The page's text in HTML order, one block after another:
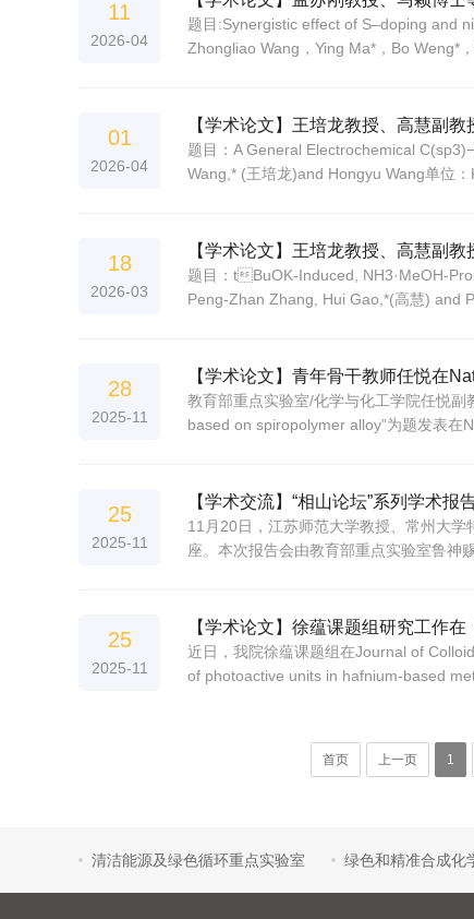
11
2026-04
题目:Synergistic effect of S–doping and
Zhongliao Wang，Ying Ma*，Bo Weng*
01
2026-04
【学术论文】王培龙教授、高慧副
题目：A General Electrochemical
Wang,* (王培龙)and Hongyu Wang单位
18
2026-03
【学术论文】王培龙教授、高慧副
题目：tBuOK-Induced, NH3·MeOH-
Peng-Zhan Zhang, Hui Gao,*(高慧) and
28
2025-11
【学术论文】青年骨干教师任悦在
教育部重点实验室/化学与化工学院任悦
based on spiropolymer alloy”为题发表
25
2025-11
【学术交流】“相山论坛”系列学术报
11月20日，江苏师范大学教授、常州大
座。本次报告会由教育部重点实验室鲁神
25
2025-11
【学术论文】徐蕴课题组研究工作
近日，我院徐蕴课题组在Journal of
of photoactive units in hafnium-based
首页 上一页 1
清洁能源及绿色循环重点实验室 绿色和精准合成化